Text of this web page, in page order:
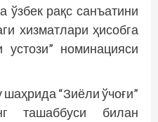
ўзбек рақс санъатини
хизматлари ҳисобга
устози” номинацияси
“Зиёли ўчоғи”
ташаббуси билан